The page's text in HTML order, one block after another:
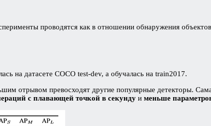
проводятся как в отношении обнаружения
на датасете COCO test-dev, а обучалась на train2017.
отрывом превосходят другие популярные детекторы.
с плавающей точкой в секунду и меньше